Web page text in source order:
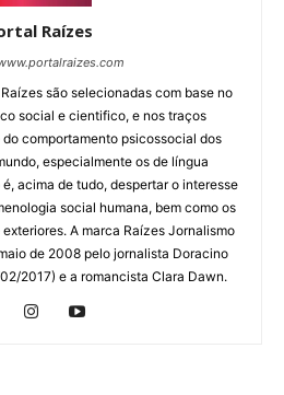
Raízes
são selecionadas com base no
social e cientifico, e nos traços
comportamento psicossocial dos
especialmente os de língua
acima de tudo, despertar o interesse
social humana, bem como os
A marca Raízes Jornalismo
de 2008 pelo jornalista Doracino
2017) e a romancista Clara Dawn.